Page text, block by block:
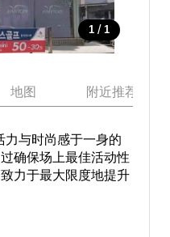
1 / 1
地图 附近推荐景点
力与时尚感于一身的
确保场上最佳活动性
力于最大限度地提升